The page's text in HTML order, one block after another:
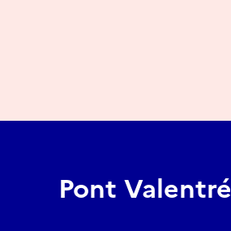
Pont Valentré